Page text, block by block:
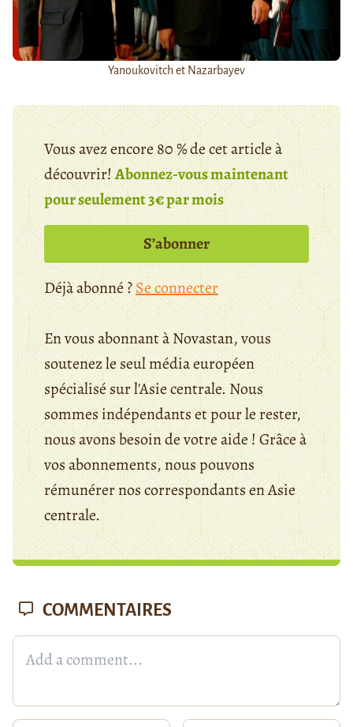
Yanoukovitch et Nazarbayev
Vous avez encore 80 % de cet article à
découvrir!Abonnez-vous maintenant
pour seulement 3€ par mois
S’abonner
Déjà abonné ?Se connecter
En vous abonnant à Novastan, vous
soutenez le seul média européen
spécialisé sur l'Asie centrale. Nous
sommes indépendants et pour le rester,
nous avons besoin de votre aide ! Grâce à
vos abonnements, nous pouvons
rémunérer nos correspondants en Asie
centrale.
COMMENTAIRES